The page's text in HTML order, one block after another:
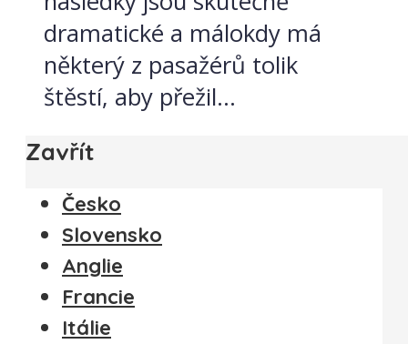
dramatické a málokdy má
některý z pasažérů tolik
štěstí, aby přežil...
Zavřít
Česko
Slovensko
Anglie
Francie
Itálie